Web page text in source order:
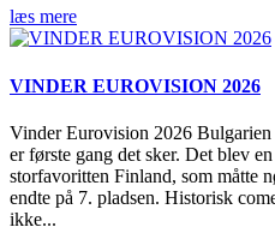
læs mere
VINDER EUROVISION 2026
Vinder Eurovision 2026
er første gang det sker. Det blev
storfavoritten Finland, som måtte
endte på 7. pladsen. Historisk
ikke...